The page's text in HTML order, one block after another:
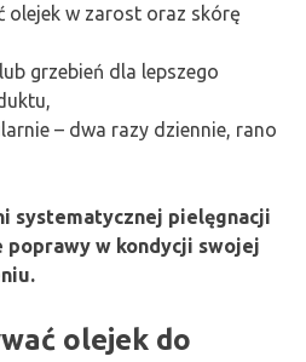
olejek w zarost oraz skórę
grzebień dla lepszego
– dwa razy dziennie, rano
systematycznej pielęgnacji
poprawy w kondycji swojej
olejek do